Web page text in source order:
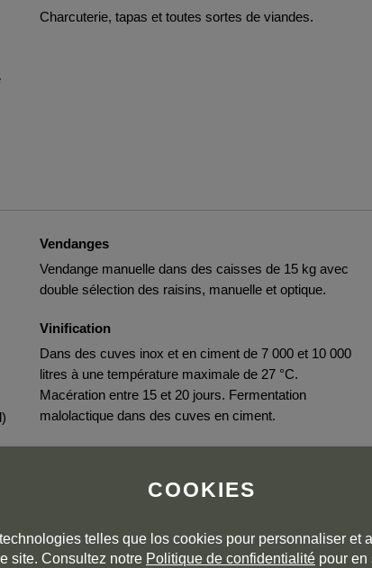
Charcuterie, tapas et toutes sortes de viandes.
Vendanges
Vendange manuelle dans des caisses de 15 kg avec
double sélection des raisins, manuelle et optique.
Vinification
Dans des cuves inox et en ciment de 7 000 et 10 000
litres à une température maximale de 27 °C.
Macération entre 15 et 20 jours. Fermentation
malolactique dans des cuves en ciment.
Rouge crianza de 13 mois en fûts de chêne français et
COOKIES
telles que los cookies pour personnaliser et
site. Consultez notre Politique de confidentialité pour en